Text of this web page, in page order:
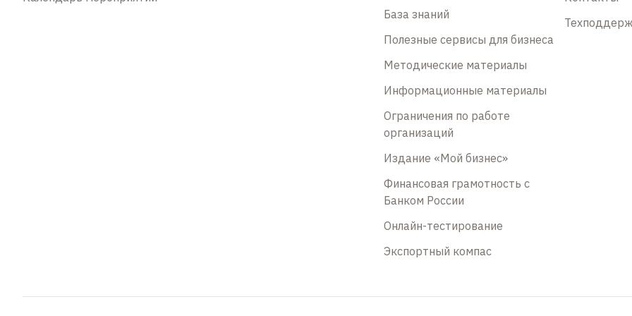
База знаний
Полезные сервисы для бизнеса
Методические материалы
Информационные материалы
Ограничения по работе
организаций
Издание «Мой бизнес»
Финансовая грамотность с
Банком России
Онлайн-тестирование
Экспортный компас